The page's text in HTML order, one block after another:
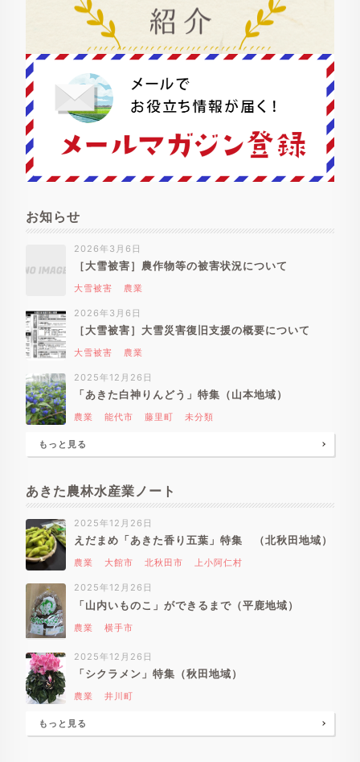
お知らせ
2026年3月6日
［大雪被害］農作物等の被害状況について
大雪被害 農業
2026年3月6日
［大雪被害］大雪災害復旧支援の概要について
大雪被害 農業
2025年12月26日
「あきた白神りんどう」特集（山本地域）
農業 能代市 藤里町 未分類
もっと見る
あきた農林水産業ノート
2025年12月26日
えだまめ「あきた香り五葉」特集 （北秋田地域）
農業 大館市 北秋田市 上小阿仁村
2025年12月26日
「山内いものこ」ができるまで（平鹿地域）
農業 横手市
2025年12月26日
「シクラメン」特集（秋田地域）
農業 井川町
もっと見る